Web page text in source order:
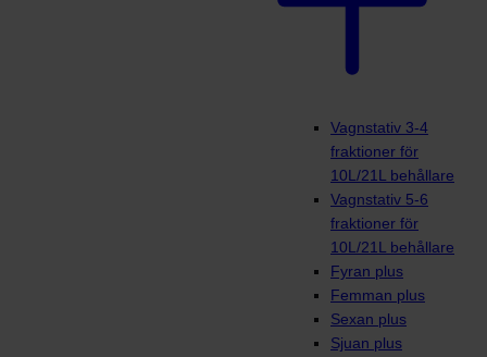
Vagnstativ 3-4
fraktioner för
10L/21L behållare
Vagnstativ 5-6
fraktioner för
10L/21L behållare
Fyran plus
Femman plus
Sexan plus
Sjuan plus